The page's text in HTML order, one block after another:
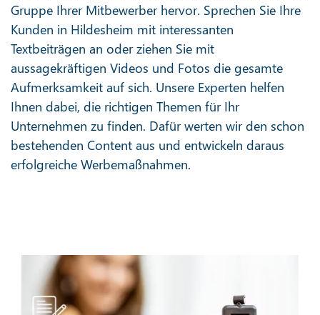
Gruppe Ihrer Mitbewerber hervor. Sprechen Sie Ihre
Kunden in Hildesheim mit interessanten
Textbeiträgen an oder ziehen Sie mit
aussagekräftigen Videos und Fotos die gesamte
Aufmerksamkeit auf sich. Unsere Experten helfen
Ihnen dabei, die richtigen Themen für Ihr
Unternehmen zu finden. Dafür werten wir den schon
bestehenden Content aus und entwickeln daraus
erfolgreiche Werbemaßnahmen.